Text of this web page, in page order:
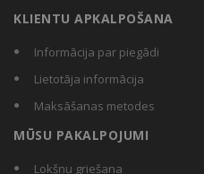
KLIENTU APKALPOŠANA
Informācija par piegādi
Lietotāja informācija
Maksāšanas metodes
MŪSU PAKALPOJUMI
Lokšņu griešana